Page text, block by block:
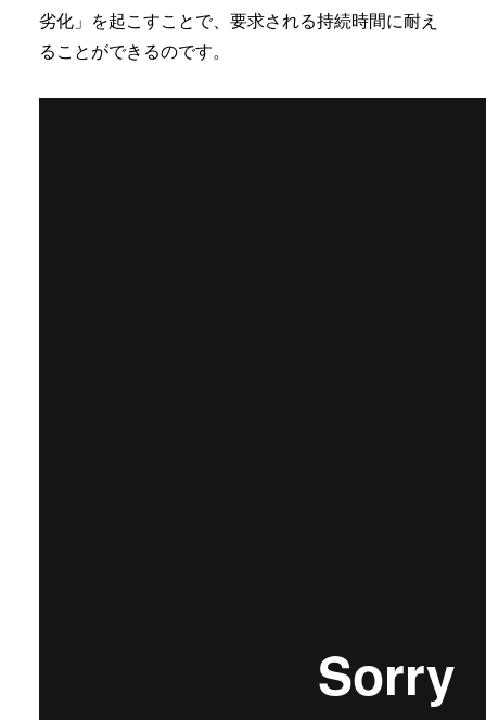
劣化」を起こすことで、要求される持続時間に耐え
ることができるのです。